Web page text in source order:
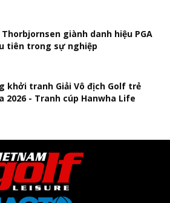
giành danh hiệu PGA
tiên trong sự nghiệp
khởi tranh Giải Vô địch Golf trẻ
2026 - Tranh cúp Hanwha Life